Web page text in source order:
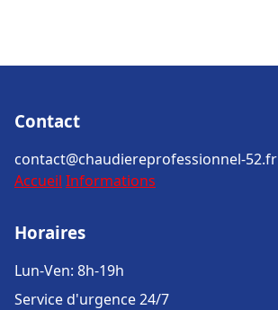
Contact
contact@chaudiereprofessionnel-52.fr
Accueil Informations
Horaires
Lun-Ven: 8h-19h
Service d'urgence 24/7